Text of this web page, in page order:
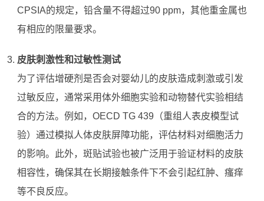
CPSIA的规定，铅含量不得超过90 ppm，其他重金属也
有相应的限量要求。
皮肤刺激性和过敏性测试
为了评估增硬剂是否会对婴幼儿的皮肤造成刺激或引发
过敏反应，通常采用体外细胞实验和动物替代实验相结
合的方法。例如，OECD TG 439（重组人表皮模型试
验）通过模拟人体皮肤屏障功能，评估材料对细胞活力
的影响。此外，斑贴试验也被广泛用于验证材料的皮肤
相容性，确保其在长期接触条件下不会引起红肿、瘙痒
等不良反应。